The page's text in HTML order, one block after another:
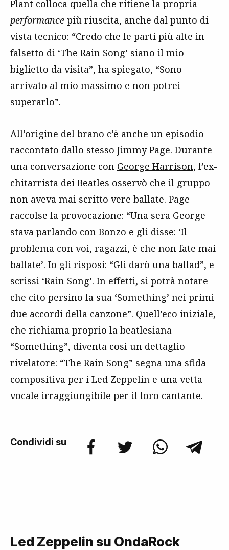
Plant colloca quella che ritiene la propria
performance più riuscita, anche dal punto di
vista tecnico: “Credo che le parti più alte in
falsetto di ‘The Rain Song’ siano il mio
biglietto da visita”, ha spiegato, “Sono
arrivato al mio massimo e non potrei
superarlo”.
All’origine del brano c’è anche un episodio
raccontato dallo stesso Jimmy Page. Durante
una conversazione con George Harrison, l’ex-
chitarrista dei Beatles osservò che il gruppo
non aveva mai scritto vere ballate. Page
raccolse la provocazione: “Una sera George
stava parlando con Bonzo e gli disse: ‘Il
problema con voi, ragazzi, è che non fate mai
ballate’. Io gli risposi: “Gli darò una ballad”, e
scrissi ‘Rain Song’. In effetti, si potrà notare
che cito persino la sua ‘Something’ nei primi
due accordi della canzone”. Quell’eco iniziale,
che richiama proprio la beatlesiana
“Something”, diventa così un dettaglio
rivelatore: “The Rain Song” segna una sfida
compositiva per i Led Zeppelin e una vetta
vocale irraggiungibile per il loro cantante.
Condividi su
Led Zeppelin su OndaRock